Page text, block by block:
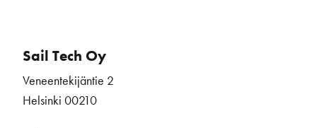
Sail Tech Oy
Veneentekijäntie 2
Helsinki 00210